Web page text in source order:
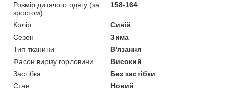
Розмір дитячого одягу (за
зростом)
158-164
Колір
Синій
Сезон
Зима
Тип тканини
В'язання
Фасон вирізу горловини
Високий
Застібка
Без застібки
Стан
Новий